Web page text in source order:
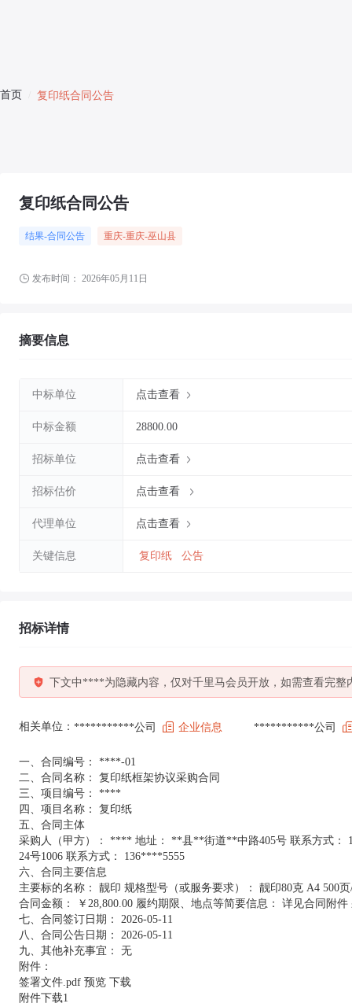
首页 复印纸合同公告
复印纸合同公告
结果-合同公告 重庆-重庆-巫山县
发布时间： 2026年05月11日
摘要信息
中标单位 点击查看
中标金额 28800.00
招标单位 点击查看
招标估价 点击查看
代理单位 点击查看
关键信息 复印纸 公告
招标详情
下文中****为隐藏内容，仅对千里马会员开放，如需查看完整
相关单位： ***********公司 企业信息 ***********公司
一、合同编号： ****-01
二、合同名称： 复印纸框架协议采购合同
三、项目编号： ****
四、项目名称： 复印纸
五、合同主体
采购人（甲方）： **** 地址： **县**街道**中路405号 联系方式
24号1006 联系方式： 136****5555
六、合同主要信息
主要标的名称： 靓印 规格型号（或服务要求）： 靓印80克 A4 500
合同金额： ￥28,800.00 履约期限、地点等简要信息： 详见合同附
七、合同签订日期： 2026-05-11
八、合同公告日期： 2026-05-11
九、其他补充事宜： 无
附件：
签署文件.pdf 预览 下载
附件下载1